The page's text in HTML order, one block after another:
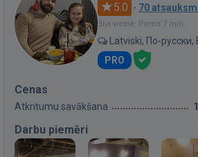
5.0 · 70
Bija vietnē: Pirms 7 min.
Latviski, По-русски,
PRO
Cenas
Atkritumu savākšana
Darbu piemēri